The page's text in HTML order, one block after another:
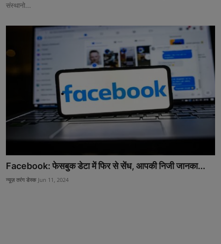
संस्थानो...
Facebook: फेसबुक डेटा में फिर से सेंध, आपकी निजी जानका...
न्यूज़ तरंग डेस्क Jun 11, 2024